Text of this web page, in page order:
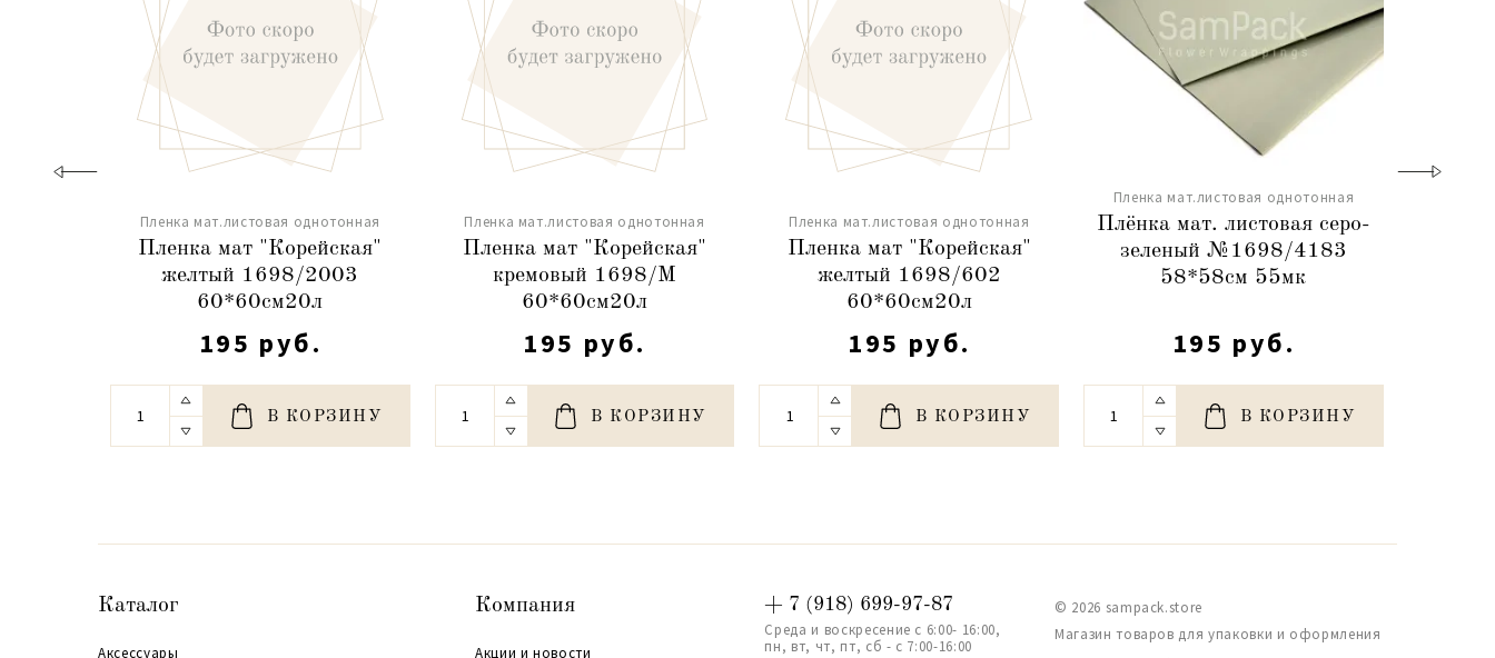
Пленка мат.листовая однотонная
Пленка мат "Корейская"
желтый 1698/2003
60*60см20л
195 руб.
В КОРЗИНУ
Пленка мат.листовая однотонная
Пленка мат "Корейская"
кремовый 1698/M
60*60см20л
195 руб.
В КОРЗИНУ
Пленка мат.листовая однотонная
Пленка мат "Корейская"
желтый 1698/602
60*60см20л
195 руб.
В КОРЗИНУ
Пленка мат.листовая однотонная
Плёнка мат. листовая серо-
зеленый №1698/4183
58*58см 55мк
195 руб.
В КОРЗИНУ
Каталог
Аксессуары
Компания
Акции и новости
+ 7 (918) 699-97-87
Среда и воскресение с 6:00- 16:00,
пн, вт, чт, пт, сб - с 7:00-16:00
© 2026 sampack.store
Магазин товаров для упаковки и оформления